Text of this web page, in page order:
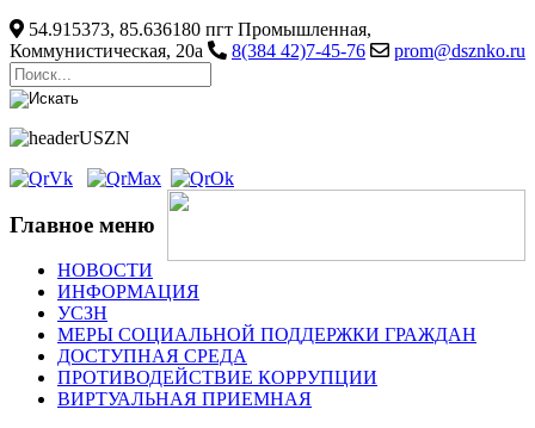
54.915373, 85.636180 пгт Промышленная,
Коммунистическая, 20а
8(384 42)7-45-76 prom@dsznko.ru
Главное меню
НОВОСТИ
ИНФОРМАЦИЯ
УСЗН
МЕРЫ СОЦИАЛЬНОЙ ПОДДЕРЖКИ ГРАЖДАН
ДОСТУПНАЯ СРЕДА
ПРОТИВОДЕЙСТВИЕ КОРРУПЦИИ
ВИРТУАЛЬНАЯ ПРИЕМНАЯ